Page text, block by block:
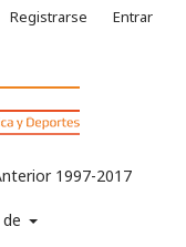
1997-2017
Registrarse Entrar